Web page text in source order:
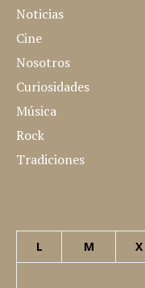
Noticias
Cine
Nosotros
Curiosidades
Música
Rock
Tradiciones
L M X